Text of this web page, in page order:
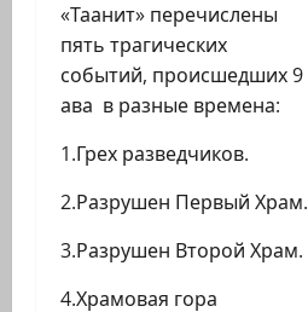
«Таанит» перечислены
пять трагических
событий, происшедших 9
ава в разные времена:
1.Грех разведчиков.
2.Разрушен Первый Храм.
3.Разрушен Второй Храм.
4.Храмовая гора